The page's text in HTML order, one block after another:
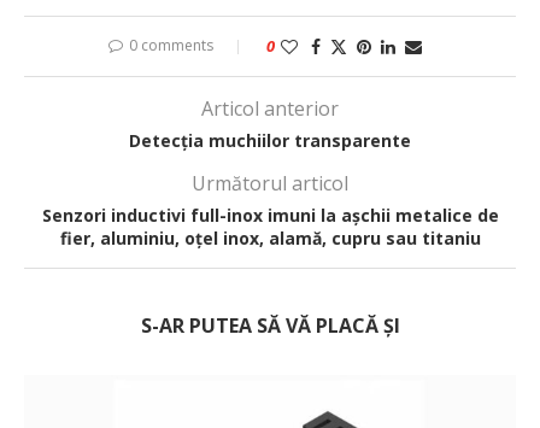
0 comments 0
Articol anterior
Detecția muchiilor transparente
Următorul articol
Senzori inductivi full-inox imuni la așchii metalice de
fier, aluminiu, oțel inox, alamă, cupru sau titaniu
S-AR PUTEA SĂ VĂ PLACĂ ȘI